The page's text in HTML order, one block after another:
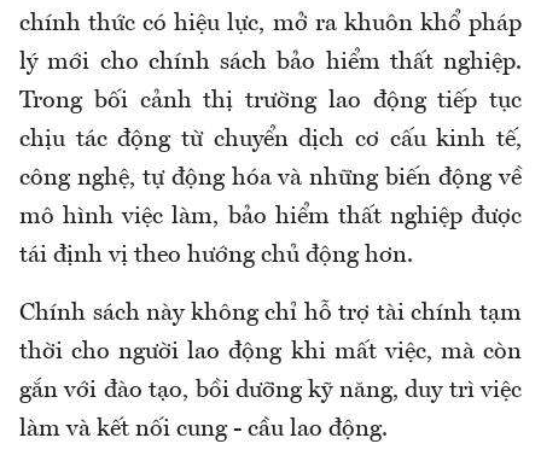
chính thức có hiệu lực, mở ra khuôn khổ pháp
lý mới cho chính sách bảo hiểm thất nghiệp.
Trong bối cảnh thị trường lao động tiếp tục
chịu tác động từ chuyển dịch cơ cấu kinh tế,
công nghệ, tự động hóa và những biến động về
mô hình việc làm, bảo hiểm thất nghiệp được
tái định vị theo hướng chủ động hơn.
Chính sách này không chỉ hỗ trợ tài chính tạm
thời cho người lao động khi mất việc, mà còn
gắn với đào tạo, bồi dưỡng kỹ năng, duy trì việc
làm và kết nối cung - cầu lao động.